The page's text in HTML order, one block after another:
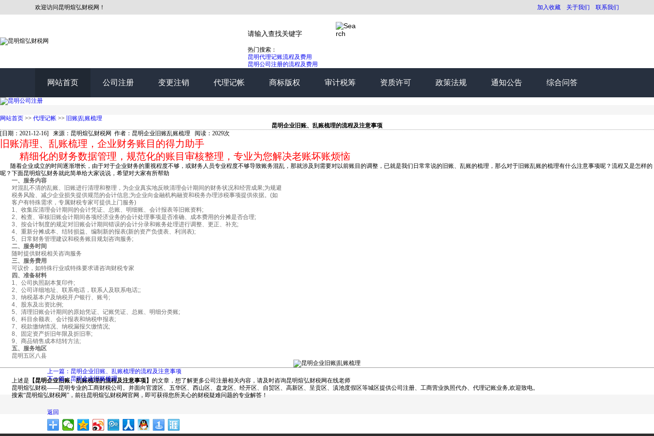
欢迎访问昆明煊弘财税网！ 加入收藏 关于我们 联系我们
热门搜索：
昆明代理记账流程及费用
昆明公司注册的流程及费用
网站首页 公司注册 变更注销 代理记帐 商标版权 审计税筹 资质许可 政策法规 通知公告 综合问答
网站首页 >> 代理记帐 >>
旧账|乱账梳理
昆明企业旧账、乱账梳理的流程及注意事项
[日期：2021-12-16] 来源：昆明煊弘财税网 作者：昆明企业旧账乱账梳理 阅读：2029次
旧账清理、乱账梳理，企业财务账目的得力助手
精细化的财务数据管理，规范化的账目审核整理，专业为您解决老账坏账烦恼
随着企业成立的时间逐渐增长，由于对于企业财务的重视程度不够，或财务人员专业程度不够导致账务混乱，那就涉及到需要对以前账目的调整，已就是我们日常常说的旧账、乱账的梳理，那么对于旧账乱账的梳理有什么注意事项呢？流程又是怎样的
呢？下面昆明煊弘财务就此简单给大家说说，希望对大家有所帮助
一、服务内容
对混乱不清的乱账、旧账进行清理和整理，为企业真实地反映清理会计期间的财务状况和经营成果;为规避
税务风险、减少企业损失提供规范的会计信息;为企业向金融机构融资和税务办理涉税事项提供依据。(如
客户有特殊需求，专属财税专家可提供上门服务)
1、收集应清理会计期间的会计凭证、总账、明细账、会计报表等旧账资料;
2、检查、审核旧账会计期间各项经济业务的会计处理事项是否准确、成本费用的分摊是否合理;
3、按会计制度的规定对旧账会计期间错误的会计分录和账务处理进行调整、更正、补充;
4、重新分摊成本、结转损益、编制新的报表(新的资产负债表、利润表);
5、日常财务管理建议和税务账目规划咨询服务;
二、服务时间
随时提供财税相关咨询服务
三、服务费用
可议价，如特殊行业或特殊要求请咨询财税专家
四、准备材料
1、公司执照副本复印件;
2、公司详细地址、联系电话，联系人及联系电话;;
3、纳税基本户及纳税开户银行、账号;
4、股东及出资比例;
5、清理旧账会计期间的原始凭证、记账凭证、总账、明细分类账;
6、科目余额表、会计报表和纳税申报表;
7、税款缴纳情况、纳税漏报欠缴情况;
8、固定资产折旧年限及折旧率;
9、商品销售成本结转方法;
五、服务地区
昆明五区八县
上述是 【昆明企业旧账、乱账梳理的流程及注意事项】 的文章，想了解更多公司注册相关内容，请及时咨询昆明煊弘财税网在线老师
昆明煊弘财税——昆明专业的工商财税公司。并面向官渡区、五华区、西山区、盘龙区、经开区、自贸区、高新区、呈贡区、滇池度假区等城区提供公司注册、工商营业执照代办、代理记账业务,欢迎致电。
搜索“昆明煊弘财税网”，前往昆明煊弘财税网官网，即可获得您所关心的财税疑难问题的专业解答！
返回
上一篇：昆明企业旧账、乱账梳理的流程及注意事项
下一篇：昆明企业旧账梳理